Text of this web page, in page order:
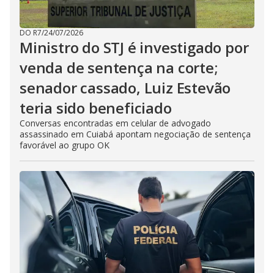
DO R7/24/07/2026
Ministro do STJ é investigado por
venda de sentença na corte;
senador cassado, Luiz Estevão
teria sido beneficiado
Conversas encontradas em celular de advogado
assassinado em Cuiabá apontam negociação de sentença
favorável ao grupo OK